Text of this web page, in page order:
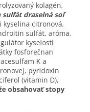
kolagén,
draselná soľ
citronová,
sulfát, aróma,
kyselosti
fosforečnan
K a
pyridoxin
(vitamin D),
obsahovať stopy